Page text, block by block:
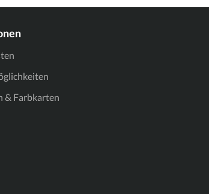
& Farbkarten